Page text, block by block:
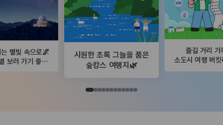
별빛 속으로🌌
보러 가기 좋은
시원한 초록 그늘을 품은
숲캉스 여행지🌿
즐길 거리 가
소도시 여행 버킷